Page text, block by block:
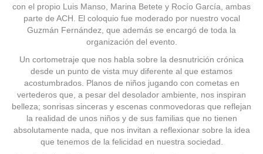
con el propio Luis Manso, Marina Betete y Rocío García, ambas
parte de ACH. El coloquio fue moderado por nuestro vocal
Guzmán Fernández, que además se encargó de toda la
organización del evento.
Un cortometraje que nos habla sobre la desnutrición crónica
desde un punto de vista muy diferente al que estamos
acostumbrados. Planos de niños jugando con cometas en
vertederos que, a pesar del desolador ambiente, nos inspiran
belleza; sonrisas sinceras y escenas conmovedoras que reflejan
la realidad de unos niños y de sus familias que no tienen
absolutamente nada, que nos invitan a reflexionar sobre la idea
que tenemos de la felicidad en nuestra sociedad.